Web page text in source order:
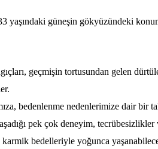
yaşındaki güneşin gökyüzündeki
geçmişin tortusundan gelen
bedenlenme nedenlerimize dair bir
pek çok deneyim,
bedelleriyle yoğunca